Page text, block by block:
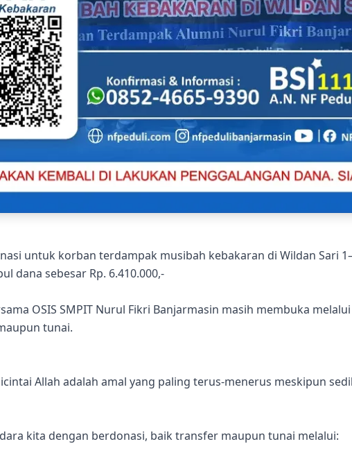
untuk korban terdampak musibah kebakaran di Wildan Sari
dana sebesar Rp. 6.410.000,-
OSIS SMPIT Nurul Fikri Banjarmasin masih membuka
tunai.
Allah adalah amal yang paling terus-menerus meskipun
kita dengan berdonasi, baik transfer maupun tunai melalui: